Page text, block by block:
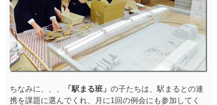
ちなみに、、、 「駅まる班」 の子たちは、駅まるとの連
携を課題に選んでくれ、月に1回の例会にも参加してく